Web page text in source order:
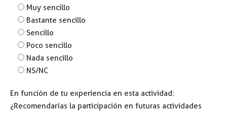
Muy sencillo
Bastante sencillo
Sencillo
Poco sencillo
Nada sencillo
NS/NC
En función de tu experiencia en esta actividad:
¿Recomendarías la participación en futuras actividades